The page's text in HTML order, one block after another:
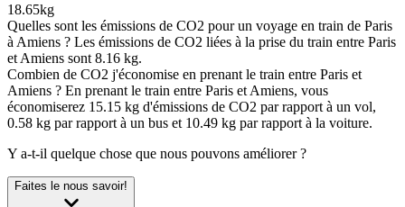
18.65kg
Quelles sont les émissions de CO2 pour un voyage en train de Paris
à Amiens ? Les émissions de CO2 liées à la prise du train entre Paris
et Amiens sont 8.16 kg.
Combien de CO2 j'économise en prenant le train entre Paris et
Amiens ? En prenant le train entre Paris et Amiens, vous
économiserez 15.15 kg d'émissions de CO2 par rapport à un vol,
0.58 kg par rapport à un bus et 10.49 kg par rapport à la voiture.
Y a-t-il quelque chose que nous pouvons améliorer ?
Faites le nous savoir!